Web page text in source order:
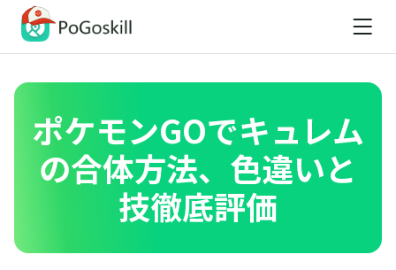
ポケモンGOでキュレム
の合体方法、色違いと
技徹底評価